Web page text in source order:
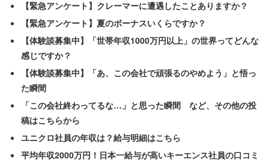
おらず、誰でも開けたのです」
見知らぬ携帯は「明らかに女性用の携帯」だったという。
女性は携帯の中身を確認すると、なんとそこには「夫との
やりとり」が！
「冷や汗タラタラで見てみると、『〇〇で待ち合わせ』
『私の携帯しらない？』などメッセージが・ どうやら私
のいない間にデートしていて落としたらしい」
【緊急アンケート】クレーマーに遭遇したことありますか？
【緊急アンケート】夏のボーナスいくらですか？
【体験談募集中】「世帯年収1000万円以上」の世界ってどんな
感じですか？
【体験談募集中】「あ、この会社で頑張るのやめよう」と悟っ
た瞬間
「この会社終わってるな…」と思った瞬間 など、その他の投
稿はこちらから
ユニクロ社員の年収は？給与明細はこちら
平均年収2000万円！日本一給与が高いキーエンス社員の口コミ